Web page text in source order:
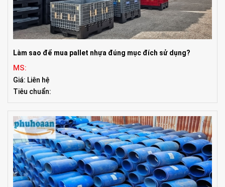
Làm sao để mua pallet nhựa đúng mục đích sử dụng?
MS:
Giá: Liên hệ
Tiêu chuẩn: